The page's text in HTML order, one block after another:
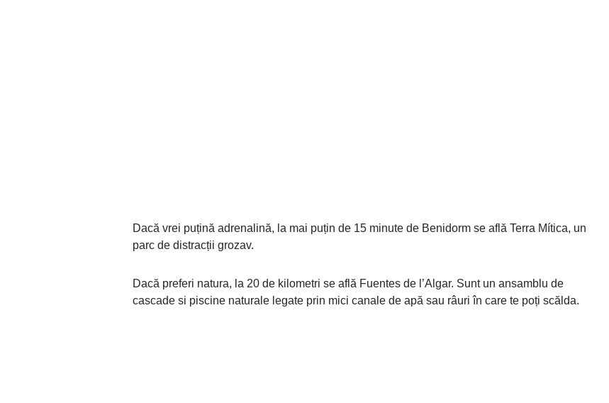
Dacă vrei puțină adrenalină, la mai puțin de 15 minute de Benidorm se află Terra Mítica, un
parc de distracții grozav.
Dacă preferi natura, la 20 de kilometri se află Fuentes de l’Algar. Sunt un ansamblu de
cascade si piscine naturale legate prin mici canale de apă sau râuri în care te poți scălda.